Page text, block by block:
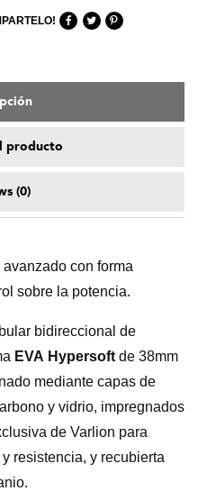
producto
(0)
con forma
sobre la potencia.
bidireccional de
EVA Hypersoft de 38mm
mediante capas de
y vidrio, impregnados
de Varlion para
resistencia, y recubierta